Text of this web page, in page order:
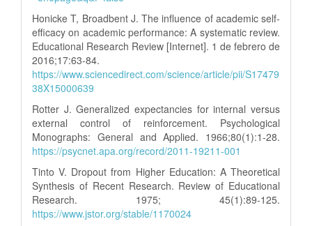
Honicke T, Broadbent J. The influence of academic self-
efficacy on academic performance: A systematic review.
Educational Research Review [Internet]. 1 de febrero de
2016;17:63-84.
https://www.sciencedirect.com/science/article/pii/S17479
38X15000639
Rotter J. Generalized expectancies for internal versus
external control of reinforcement. Psychological
Monographs: General and Applied. 1966;80(1):1-28.
https://psycnet.apa.org/record/2011-19211-001
Tinto V. Dropout from Higher Education: A Theoretical
Synthesis of Recent Research. Review of Educational
Research. 1975; 45(1):89-125.
https://www.jstor.org/stable/1170024